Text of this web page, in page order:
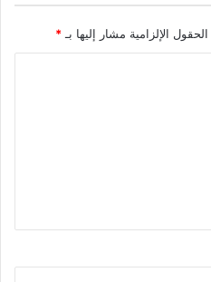
الحقول الإلزامية مشار إليها بـ *